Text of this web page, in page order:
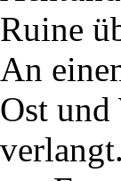
Ruine
An
Ost und